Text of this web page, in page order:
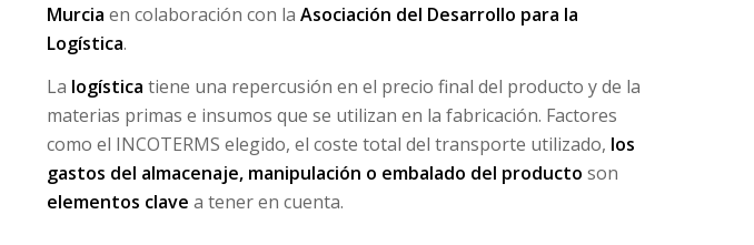
Murcia en colaboración con la Asociación del Desarrollo para la
Logística.
La logística tiene una repercusión en el precio final del producto y de la
materias primas e insumos que se utilizan en la fabricación. Factores
como el INCOTERMS elegido, el coste total del transporte utilizado, los
gastos del almacenaje, manipulación o embalado del producto son
elementos clave a tener en cuenta.